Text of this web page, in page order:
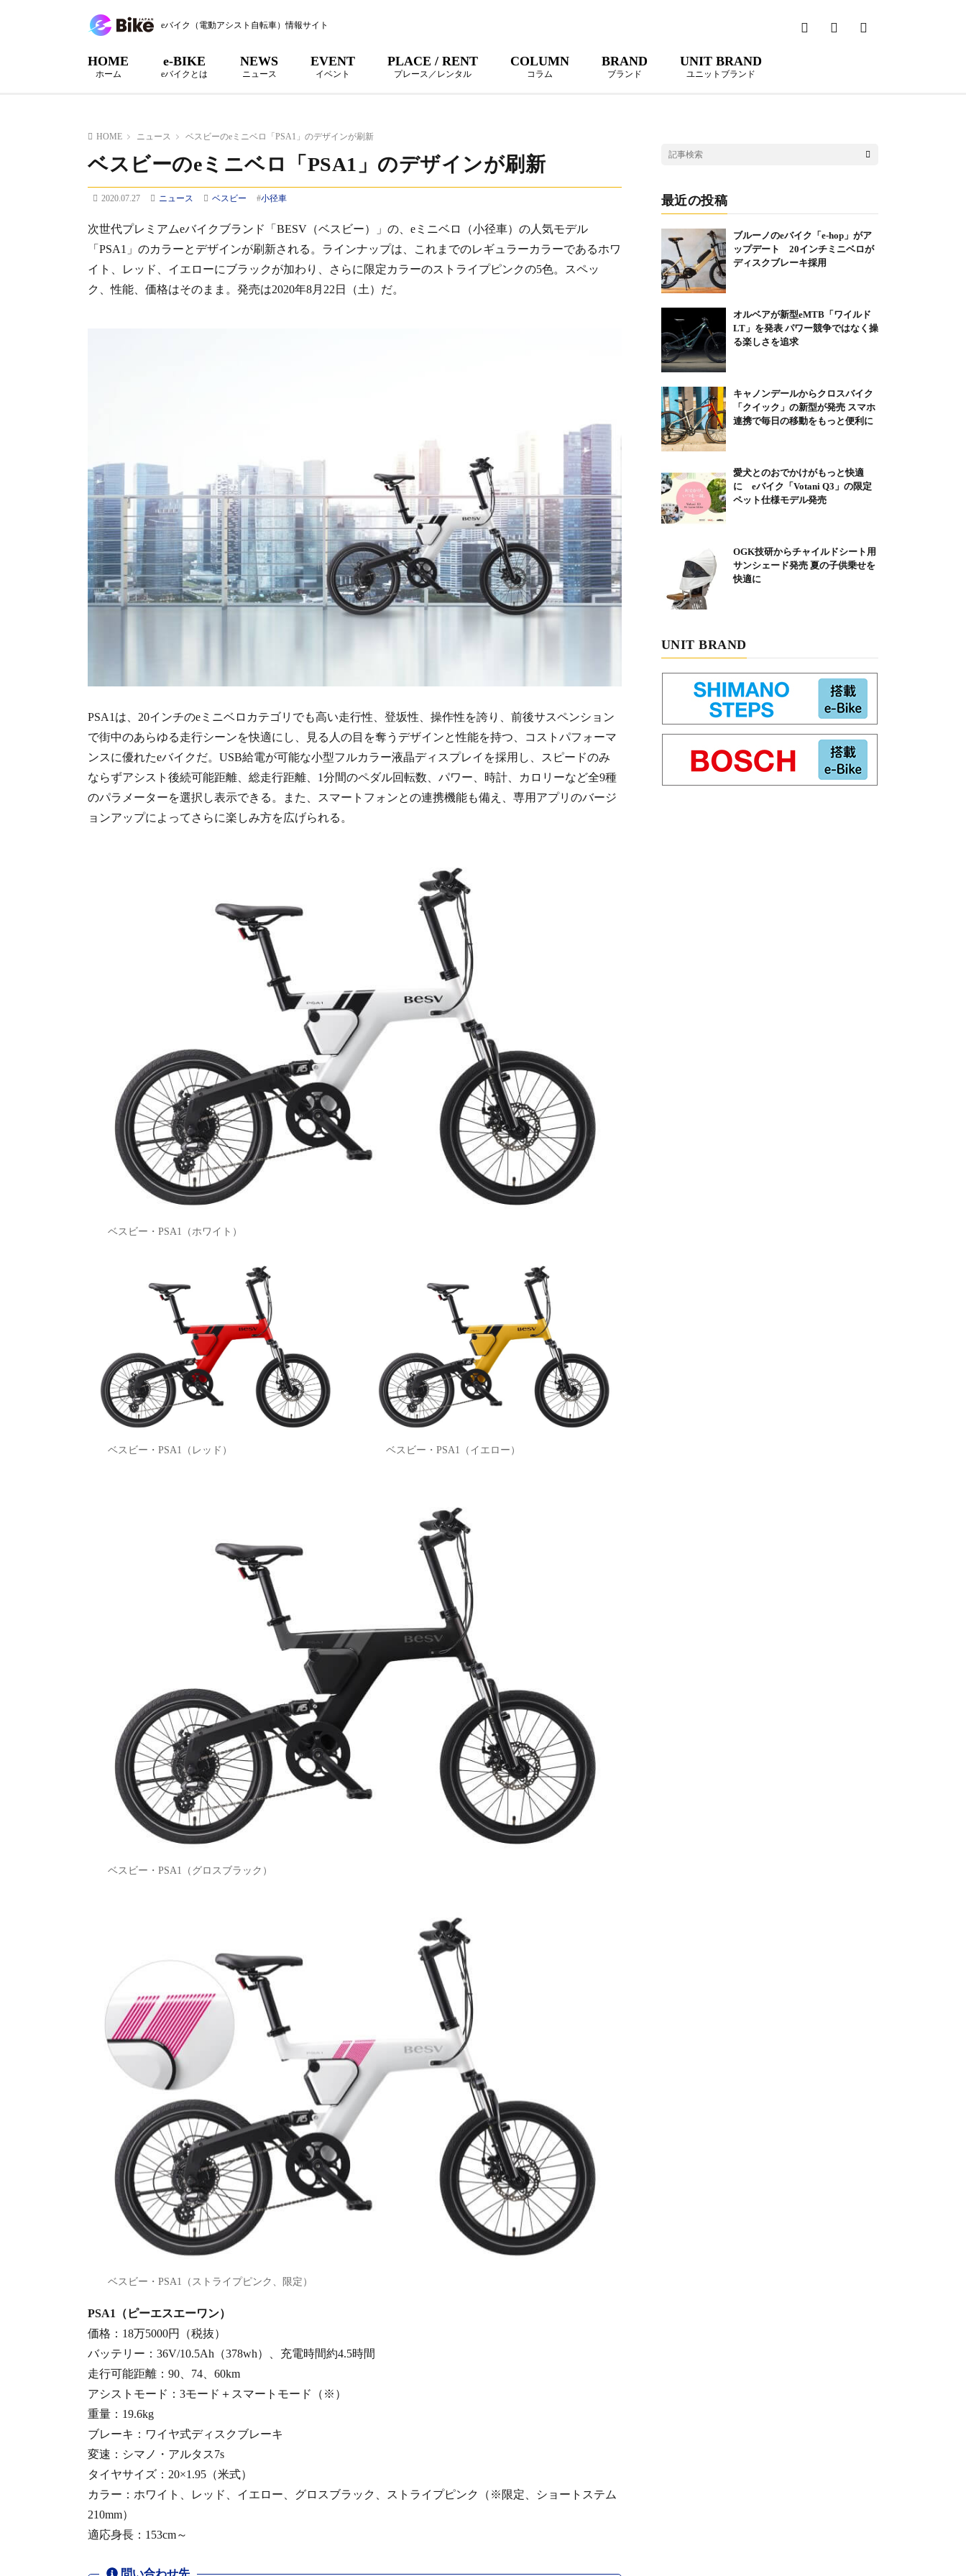
eバイク（電動アシスト自転車）情報サイト
HOME
ホーム
e-BIKE
eバイクとは
NEWS
ニュース
EVENT
イベント
PLACE / RENT
プレース／レンタル
COLUMN
コラム
BRAND
ブランド
UNIT BRAND
ユニットブランド
HOME ニュース ベスビーのeミニベロ「PSA1」のデザインが刷新
ベスビーのeミニベロ「PSA1」のデザインが刷新
2020.07.27 ニュース ベスビー #小径車
次世代プレミアムeバイクブランド「BESV（ベスビー）」の、eミニベロ（小径車）の人気モデル
「PSA1」のカラーとデザインが刷新される。ラインナップは、これまでのレギュラーカラーであるホワ
イト、レッド、イエローにブラックが加わり、さらに限定カラーのストライプピンクの5色。スペッ
ク、性能、価格はそのまま。発売は2020年8月22日（土）だ。
PSA1は、20インチのeミニベロカテゴリでも高い走行性、登坂性、操作性を誇り、前後サスペンション
で街中のあらゆる走行シーンを快適にし、見る人の目を奪うデザインと性能を持つ、コストパフォーマ
ンスに優れたeバイクだ。USB給電が可能な小型フルカラー液晶ディスプレイを採用し、スピードのみ
ならずアシスト後続可能距離、総走行距離、1分間のペダル回転数、パワー、時計、カロリーなど全9種
のパラメーターを選択し表示できる。また、スマートフォンとの連携機能も備え、専用アプリのバージ
ョンアップによってさらに楽しみ方を広げられる。
ベスビー・PSA1（ホワイト）
ベスビー・PSA1（レッド） ベスビー・PSA1（イエロー）
ベスビー・PSA1（グロスブラック）
ベスビー・PSA1（ストライプピンク、限定）
PSA1（ピーエスエーワン）
価格：18万5000円（税抜）
バッテリー：36V/10.5Ah（378wh）、充電時間約4.5時間
走行可能距離：90、74、60km
アシストモード：3モード＋スマートモード（※）
重量：19.6kg
ブレーキ：ワイヤ式ディスクブレーキ
変速：シマノ・アルタス7s
タイヤサイズ：20×1.95（米式）
カラー：ホワイト、レッド、イエロー、グロスブラック、ストライプピンク（※限定、ショートステム
210mm）
適応身長：153cm～
最近の投稿
ブルーノのeバイク「e-hop」がア
ップデート 20インチミニベロが
ディスクブレーキ採用
オルベアが新型eMTB「ワイルド
LT」を発表 パワー競争ではなく操
る楽しさを追求
キャノンデールからクロスバイク
「クイック」の新型が発売 スマホ
連携で毎日の移動をもっと便利に
愛犬とのおでかけがもっと快適
に eバイク「Votani Q3」の限定
ペット仕様モデル発売
OGK技研からチャイルドシート用
サンシェード発売 夏の子供乗せを
快適に
UNIT BRAND